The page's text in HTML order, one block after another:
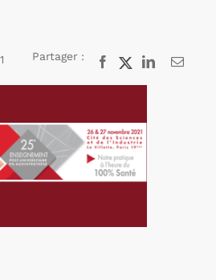
Partager : Facebook
X LinkedInEmail